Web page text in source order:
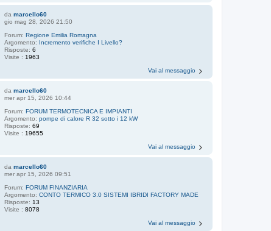
damarcello60
gio mag 28, 2026 21:50
Forum:Regione Emilia Romagna
Argomento: Incremento verifiche I Livello?
Risposte:6
Visite : 1963
Vai al messaggio
damarcello60
mer apr 15, 2026 10:44
Forum:FORUM TERMOTECNICA E IMPIANTI
Argomento:pompe di calore R 32 sotto i 12 kW
Risposte:69
Visite : 19655
Vai al messaggio
damarcello60
mer apr 15, 2026 09:51
Forum:FORUM FINANZIARIA
Argomento:CONTO TERMICO 3.0 SISTEMI IBRIDI FACTORY MADE
Risposte: 13
Visite :8078
Vai al messaggio